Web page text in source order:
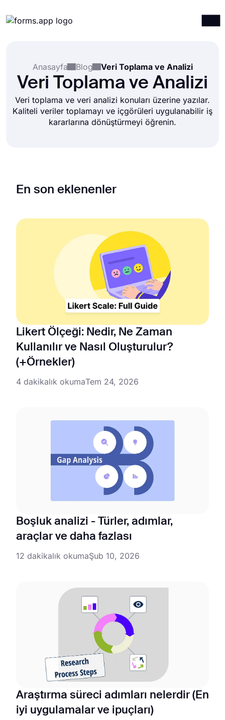
Entegrasyonlar
Şablonlar
Kaynaklar
Fiyatlandırma
Anasayfa
Blog Veri Toplama ve Analizi
Veri Toplama ve Analizi
Veri toplama ve veri analizi konuları üzerine yazılar.
Kaliteli veriler toplamayı ve içgörüleri uygulanabilir iş
kararlarına dönüştürmeyi öğrenin.
En son eklenenler
Likert Ölçeği: Nedir, Ne Zaman
Kullanılır ve Nasıl Oluşturulur?
(+Örnekler)
4 dakikalık okumaTem 24, 2026
Boşluk analizi - Türler, adımlar,
araçlar ve daha fazlası
12 dakikalık okumaŞub 10, 2026
Araştırma süreci adımları nelerdir (En
iyi uygulamalar ve ipuçları)